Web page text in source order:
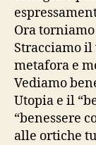
Ora
Stracciamo
metafora e
Vediamo
Utopia e il
“benessere
alle ortiche